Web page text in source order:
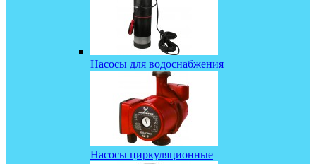
Насосы для водоснабжения
Насосы циркуляционные